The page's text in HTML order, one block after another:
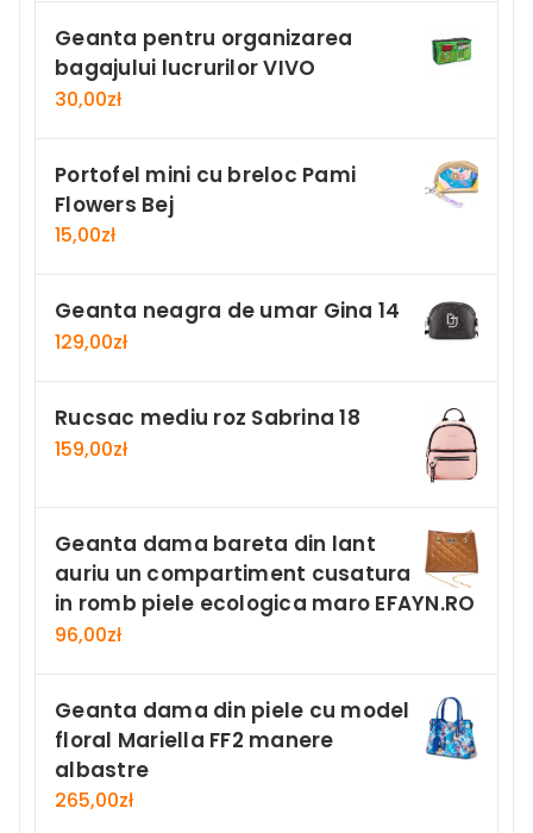
Geanta pentru organizarea
bagajului lucrurilor VIVO
30,00zł
Portofel mini cu breloc Pami
Flowers Bej
15,00zł
Geanta neagra de umar Gina 14
129,00zł
Rucsac mediu roz Sabrina 18
159,00zł
Geanta dama bareta din lant
auriu un compartiment cusatura
in romb piele ecologica maro EFAYN.RO
96,00zł
Geanta dama din piele cu model
floral Mariella FF2 manere
albastre
265,00zł